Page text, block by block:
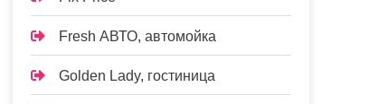
Fresh АВТО, автомойка
Golden Lady, гостиница